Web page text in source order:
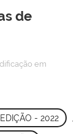
de
em
- 2022